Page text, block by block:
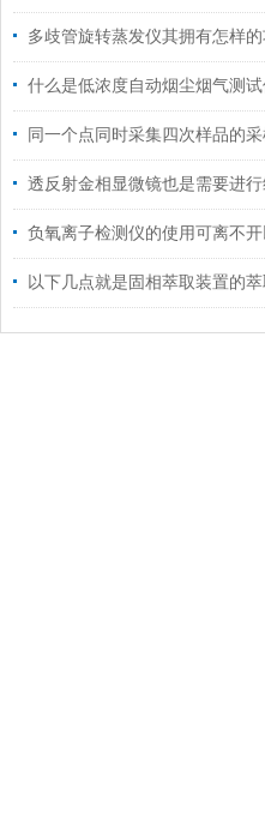
什么是低浓度自动烟尘烟气测试
同一个点同时采集四次样品的
以下几点就是固相萃取装置的